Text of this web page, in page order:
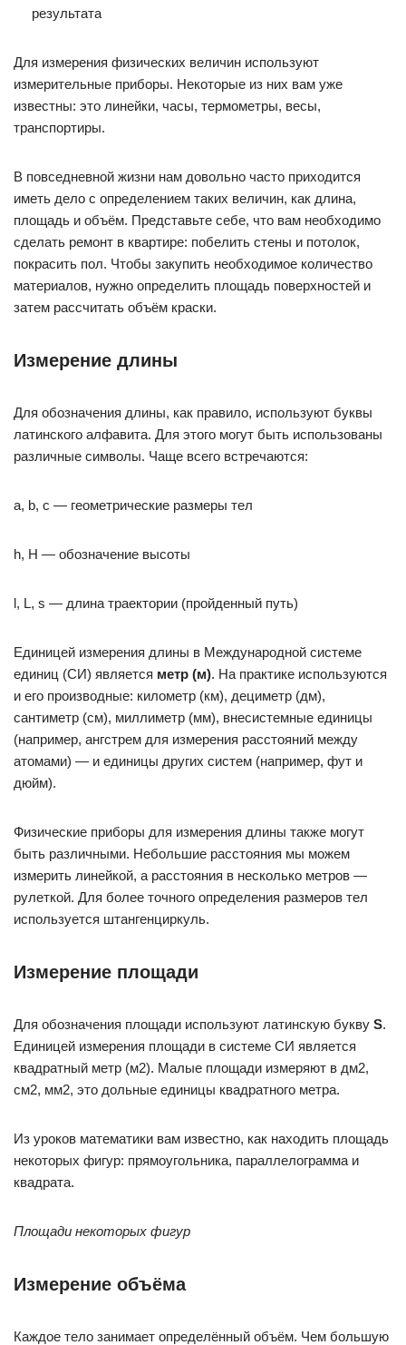
результата
Для измерения физических величин используют
измерительные приборы. Некоторые из них вам уже
известны: это линейки, часы, термометры, весы,
транспортиры.
В повседневной жизни нам довольно часто приходится
иметь дело с определением таких величин, как длина,
площадь и объём. Представьте себе, что вам необходимо
сделать ремонт в квартире: побелить стены и потолок,
покрасить пол. Чтобы закупить необходимое количество
материалов, нужно определить площадь поверхностей и
затем рассчитать объём краски.
Измерение длины
Для обозначения длины, как правило, используют буквы
латинского алфавита. Для этого могут быть использованы
различные символы. Чаще всего встречаются:
a, b, c — геометрические размеры тел
h, H — обозначение высоты
l, L, s — длина траектории (пройденный путь)
Единицей измерения длины в Международной системе
единиц (СИ) является метр (м). На практике используются
и его производные: километр (км), дециметр (дм),
сантиметр (см), миллиметр (мм), внесистемные единицы
(например, ангстрем для измерения расстояний между
атомами) — и единицы других систем (например, фут и
дюйм).
Физические приборы для измерения длины также могут
быть различными. Небольшие расстояния мы можем
измерить линейкой, а расстояния в несколько метров —
рулеткой. Для более точного определения размеров тел
используется штангенциркуль.
Измерение площади
Для обозначения площади используют латинскую букву S.
Единицей измерения площади в системе СИ является
квадратный метр (м2). Малые площади измеряют в дм2,
см2, мм2, это дольные единицы квадратного метра.
Из уроков математики вам известно, как находить площадь
некоторых фигур: прямоугольника, параллелограмма и
квадрата.
Площади некоторых фигур
Измерение объёма
Каждое тело занимает определённый объём. Чем большую